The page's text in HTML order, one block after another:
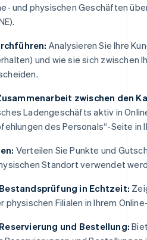
und physischen Geschäften
Analysieren Sie Ihre
und wie sie sich zwischen
zwischen den
Ladengeschäfts aktiv in
des Personals“-Seite in
Verteilen Sie Punkte und
Standort verwendet
in Echtzeit:
Filialen in Ihrem
und Bestellung: